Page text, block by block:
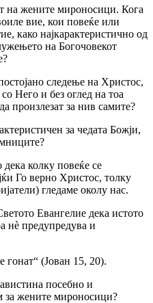
на жените мироносици. Кога
вие, кои повеќе или
како најкарактеристично од
на Богочовекот
следење на Христос,
Него и без оглед на тоа
произлезат за нив самите?
за чедата Божји,
колку повеќе се
Го верно Христос, толку
гледаме околу нас.
Евангелие дека истото
нè предупредува и
(Јован 15, 20).
посебно и
за жените мироносици?